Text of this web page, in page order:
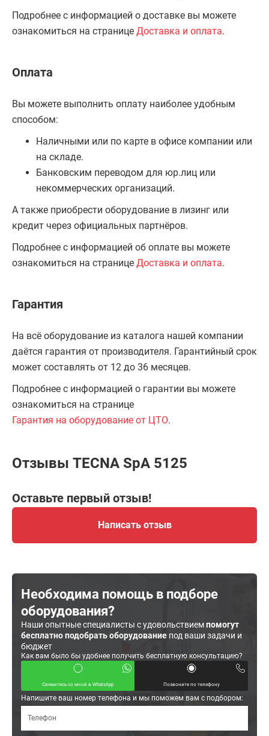
Подробнее с информацией о доставке вы можете
ознакомиться на странице Доставка и оплата.
Оплата
Вы можете выполнить оплату наиболее удобным
способом:
Наличными или по карте в офисе компании или
на складе.
Банковским переводом для юр.лиц или
некоммерческих организаций.
А также приобрести оборудование в лизинг или
кредит через официальных партнёров.
Подробнее с информацией об оплате вы можете
ознакомиться на странице Доставка и оплата.
Гарантия
На всё оборудование из каталога нашей компании
даётся гарантия от производителя. Гарантийный срок
может составлять от 12 до 36 месяцев.
Подробнее с информацией о гарантии вы можете
ознакомиться на странице
Гарантия на оборудование от ЦТО.
Отзывы TECNA SpA 5125
Оставьте первый отзыв!
Написать отзыв
Необходима помощь в подборе
оборудования?
Наши опытные специалисты с удовольствиемпомогут
бесплатно подобрать оборудование под ваши задачи и
бюджет
Как вам было бы удобнее получить бесплатную консультацию?
Свяжитесь со мной в WhatsApp Позвоните по телефону
Напишите ваш номер телефона и мы поможем вам с подбором: